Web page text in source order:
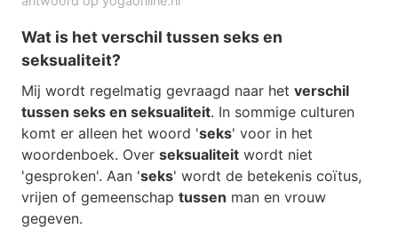
Wat is het verschil tussen seks en
seksualiteit?
Mij wordt regelmatig gevraagd naar het verschil
tussen seks en seksualiteit. In sommige culturen
komt er alleen het woord 'seks' voor in het
woordenboek. Over seksualiteit wordt niet
'gesproken'. Aan 'seks' wordt de betekenis coïtus,
vrijen of gemeenschap tussen man en vrouw
gegeven.